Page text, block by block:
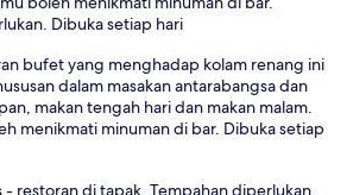
Dibuka setiap hari
bufet yang menghadap kolam renang ini
dalam masakan antarabangsa dan
makan tengah hari dan makan malam.
menikmati minuman di bar. Dibuka setiap
- restoran di tapak. Tempahan diperlukan.